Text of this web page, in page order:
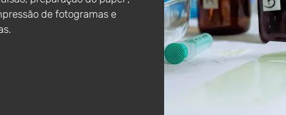
de fotogramas e